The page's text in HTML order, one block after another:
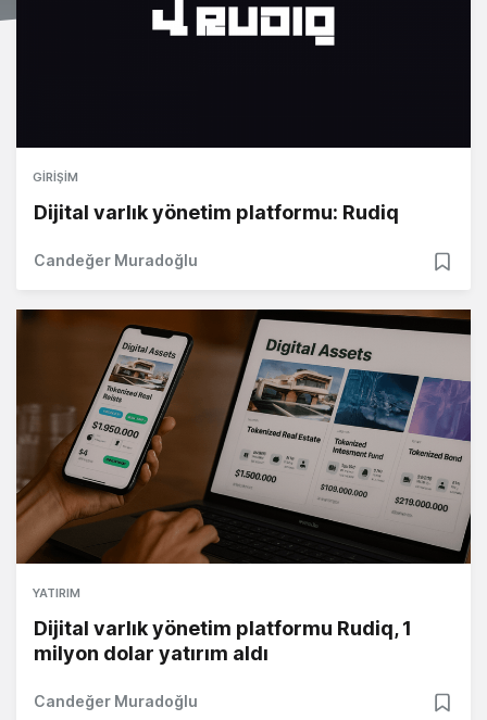
GIRIŞIM
Dijital varlık yönetim platformu: Rudiq
Candeğer Muradoğlu
YATIRIM
Dijital varlık yönetim platformu Rudiq, 1
milyon dolar yatırım aldı
Candeğer Muradoğlu